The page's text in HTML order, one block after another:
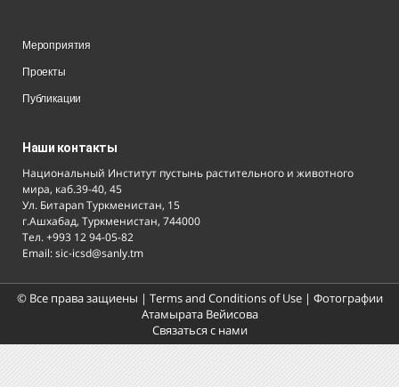
Мероприятия
Проекты
Публикации
Наши контакты
Национальный Институт пустынь растительного и животного
мира, каб.39-40, 45
Ул. Битарап Туркменистан, 15
г.Ашхабад, Туркменистан, 744000
Тел. +993 12 94-05-82
Email: sic-icsd@sanly.tm
© Все права защиены | Terms and Conditions of Use| Фотографии
Атамырата Вейисова
Связаться с нами